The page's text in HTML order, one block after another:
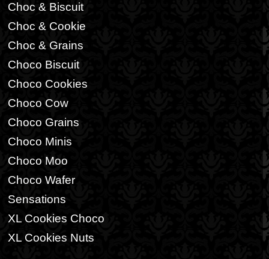
Choc & Biscuit
Choc & Cookie
Choc & Grains
Choco Biscuit
Choco Cookies
Choco Cow
Choco Grains
Choco Minis
Choco Moo
Choco Wafer
Sensations
XL Cookies Choco
XL Cookies Nuts